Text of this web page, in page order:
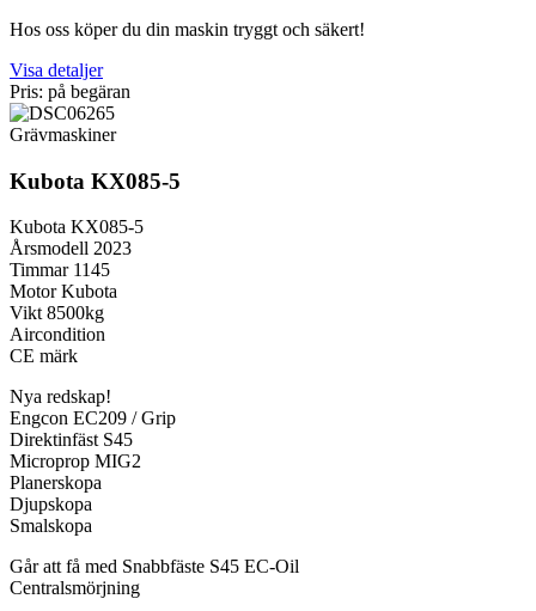
Hos oss köper du din maskin tryggt och säkert!
Visa detaljer
Pris: på begäran
Grävmaskiner
Kubota KX085-5
Kubota KX085-5
Årsmodell 2023
Timmar 1145
Motor Kubota
Vikt 8500kg
Aircondition
CE märk
Nya redskap!
Engcon EC209 / Grip
Direktinfäst S45
Microprop MIG2
Planerskopa
Djupskopa
Smalskopa
Går att få med Snabbfäste S45 EC-Oil
Centralsmörjning